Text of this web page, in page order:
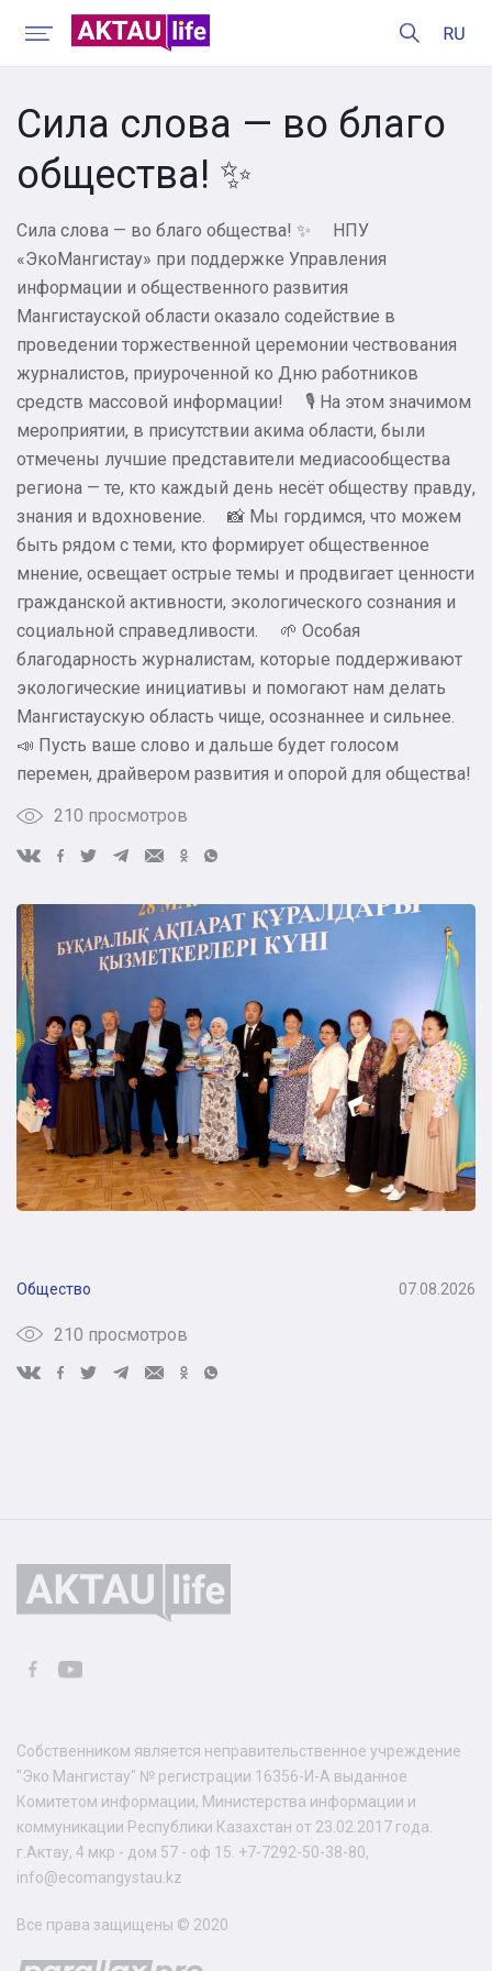
Сила слова — во благо
общества! ✨
Сила слова — во благо общества! ✨ ⠀ НПУ
«ЭкоМангистау» при поддержке Управления
информации и общественного развития
Мангистауской области оказало содействие в
проведении торжественной церемонии чествования
журналистов, приуроченной ко Дню работников
средств массовой информации! ⠀ 🎙 На этом значимом
мероприятии, в присутствии акима области, были
отмечены лучшие представители медиасообщества
региона — те, кто каждый день несёт обществу правду,
знания и вдохновение. ⠀ 📸 Мы гордимся, что можем
быть рядом с теми, кто формирует общественное
мнение, освещает острые темы и продвигает ценности
гражданской активности, экологического сознания и
социальной справедливости. ⠀ 🌱 Особая
благодарность журналистам, которые поддерживают
экологические инициативы и помогают нам делать
Мангистаускую область чище, осознаннее и сильнее. ⠀
📣 Пусть ваше слово и дальше будет голосом
перемен, драйвером развития и опорой для общества!
210 просмотров
Общество 07.08.2026
210 просмотров
Собственником является неправительственное учреждение
"Эко Мангистау" № регистрации 16356-И-А выданное
Комитетом информации, Министерства информации и
коммуникации Республики Казахстан от 23.02.2017 года.
г.Актау, 4 мкр - дом 57 - оф 15. +7-7292-50-38-80,
info@ecomangystau.kz
Все права защищены © 2020